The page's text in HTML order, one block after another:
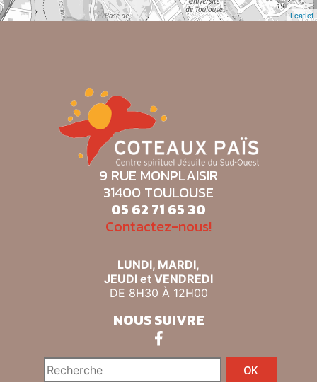
Leaflet
9 RUE MONPLAISIR
31400 TOULOUSE
05 62 71 65 30
Contactez-nous!
LUNDI, MARDI,
JEUDI et VENDREDI
DE 8H30 À 12H00
NOUS SUIVRE